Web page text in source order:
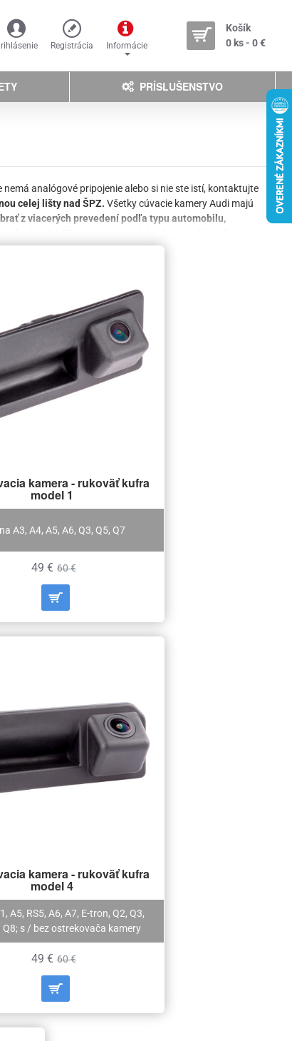
Registrácia Informácie
Košík
0 ks - 0 €
PRÍSLUŠENSTVO
nemá analógové pripojenie alebo si nie ste istí, kontaktujte
celej lišty nad ŠPZ. Všetky cúvacie kamery Audi majú
z viacerých prevedení podľa typu automobilu,
IR-LED prisvietením, alebo dynamické parkovacie
áut.
A3, A4, A5, A6, Q3, Q5, Q7
kamera - rukoväť kufra
model 1
49 € 60 €
A5, RS5, A6, A7, E-tron, Q2, Q3,
Q8; s / bez ostrekovača kamery
kamera - rukoväť kufra
model 4
49 € 60 €